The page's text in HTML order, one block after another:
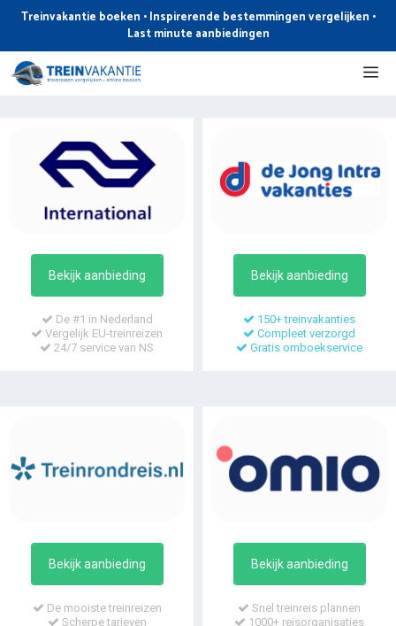
de
inhoud
Treinvakantie boeken • Inspirerende bestemmingen vergelijken •
Last minute aanbiedingen
Bekijk aanbieding
De #1 in Nederland
Vergelijk EU-treinreizen
24/7 service van NS
Bekijk aanbieding
150+ treinvakanties
Compleet verzorgd
Gratis omboekservice
Bekijk aanbieding
De mooiste treinreizen
Scherpe tarieven
Bekijk aanbieding
Snel treinreis plannen
1000+ reisorganisaties